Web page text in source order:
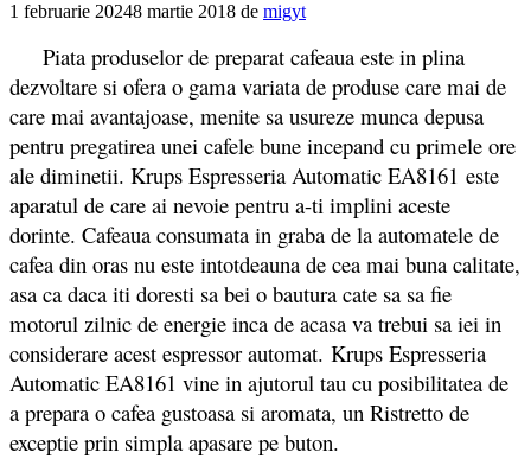
1 februarie 20248 martie 2018 de migyt
Piata produselor de preparat cafeaua este in plina
dezvoltare si ofera o gama variata de produse care mai de
care mai avantajoase, menite sa usureze munca depusa
pentru pregatirea unei cafele bune incepand cu primele ore
ale diminetii. Krups Espresseria Automatic EA8161 este
aparatul de care ai nevoie pentru a-ti implini aceste
dorinte. Cafeaua consumata in graba de la automatele de
cafea din oras nu este intotdeauna de cea mai buna calitate,
asa ca daca iti doresti sa bei o bautura cate sa sa fie
motorul zilnic de energie inca de acasa va trebui sa iei in
considerare acest espressor automat. Krups Espresseria
Automatic EA8161 vine in ajutorul tau cu posibilitatea de
a prepara o cafea gustoasa si aromata, un Ristretto de
exceptie prin simpla apasare pe buton.